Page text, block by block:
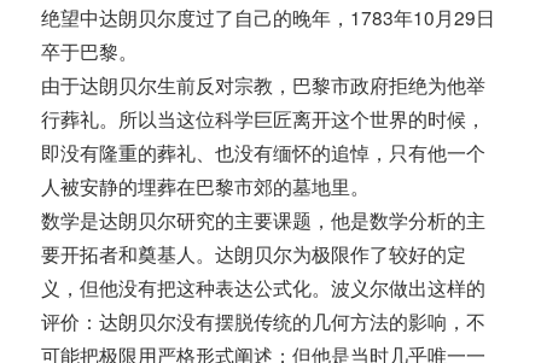
绝望中达朗贝尔度过了自己的晚年，1783年10月29日
卒于巴黎。
由于达朗贝尔生前反对宗教，巴黎市政府拒绝为他举
行葬礼。所以当这位科学巨匠离开这个世界的时候，
即没有隆重的葬礼、也没有缅怀的追悼，只有他一个
人被安静的埋葬在巴黎市郊的墓地里。
数学是达朗贝尔研究的主要课题，他是数学分析的主
要开拓者和奠基人。达朗贝尔为极限作了较好的定
义，但他没有把这种表达公式化。波义尔做出这样的
评价：达朗贝尔没有摆脱传统的几何方法的影响，不
可能把极限用严格形式阐述；但他是当时几乎唯一一